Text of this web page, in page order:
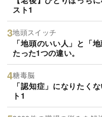
スト1
地頭スイッチ
「地頭のいい人」と「
たった1つの違い。
糖毒脳
「認知症」になりたく
ト1